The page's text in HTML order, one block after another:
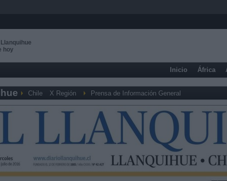
hoy
Inicio África
Chile X Región Prensa de Información General